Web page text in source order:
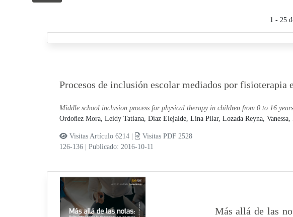
1 - 25
Procesos de inclusión escolar mediados por fisioterapia
Middle school inclusion process for physical therapy in children from 0 to 16
Ordoñez Mora, Leidy Tatiana, Díaz Elejalde, Lina Pilar, Lozada Reyna, Vanessa,
Visitas Artículo 6214 |
Visitas PDF 2528
126-136
Publicado: 2016-10-11
Más allá de las